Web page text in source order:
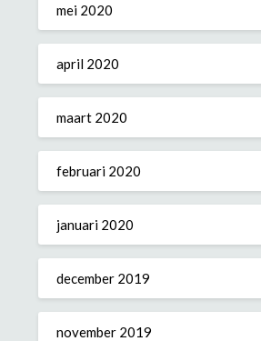
mei 2020
april 2020
maart 2020
februari 2020
januari 2020
december 2019
november 2019